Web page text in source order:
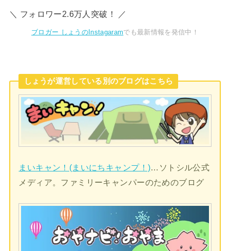
＼ フォロワー2.6万人突破！ ／
ブロガー しょうのInstagaramでも最新情報を発信中！
しょうが運営している別のブログはこちら
まいキャン！(まいにちキャンプ！)…ソトシル公式
メディア。ファミリーキャンパーのためのブログ